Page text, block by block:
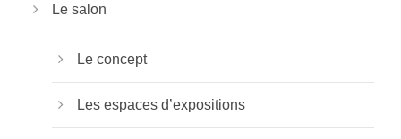
Le salon
Le concept
Les espaces d’expositions